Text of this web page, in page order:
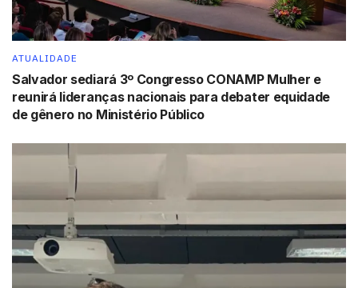
ATUALIDADE
Salvador sediará 3º Congresso CONAMP Mulher e
reunirá lideranças nacionais para debater equidade
de gênero no Ministério Público